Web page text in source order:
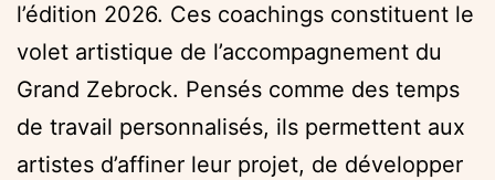
l’édition 2026. Ces coachings constituent le
volet artistique de l’accompagnement du
Grand Zebrock. Pensés comme des temps
de travail personnalisés, ils permettent aux
artistes d’affiner leur projet, de développer